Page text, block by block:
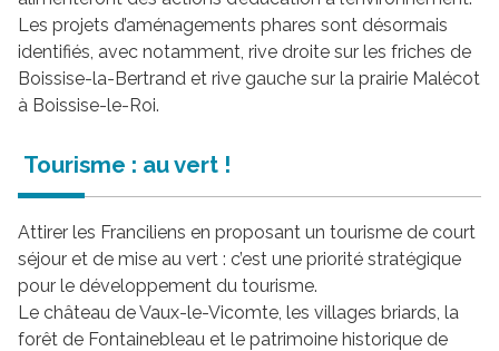
Les projets d’aménagements phares sont désormais
identifiés, avec notamment, rive droite sur les friches de
Boissise-la-Bertrand et rive gauche sur la prairie Malécot
à Boissise-le-Roi.
Tourisme : au vert !
Attirer les Franciliens en proposant un tourisme de court
séjour et de mise au vert : c’est une priorité stratégique
pour le développement du tourisme.
Le château de Vaux-le-Vicomte, les villages briards, la
forêt de Fontainebleau et le patrimoine historique de